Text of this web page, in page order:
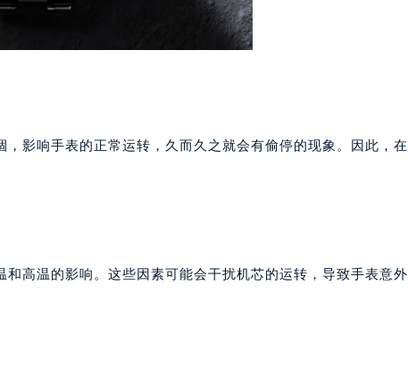
响手表的正常运转，久而久之就会有偷停的现象。因此，在
温的影响。这些因素可能会干扰机芯的运转，导致手表意外